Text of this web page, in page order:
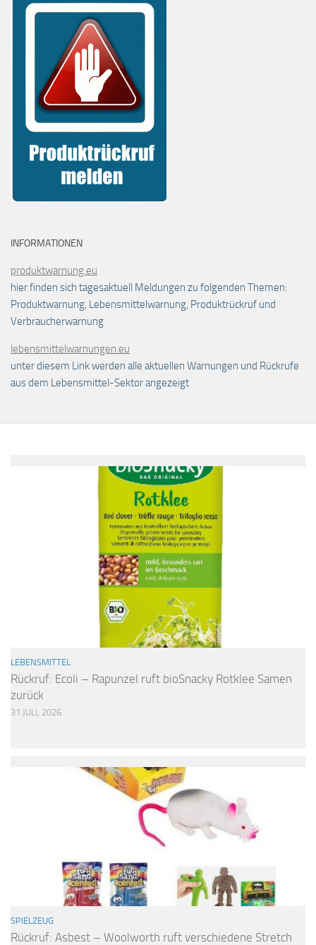
INFORMATIONEN
produktwarnung.eu
hier finden sich tagesaktuell Meldungen zu folgenden Themen:
Produktwarnung, Lebensmittelwarnung, Produktrückruf und
Verbraucherwarnung
lebensmittelwarnungen.eu
unter diesem Link werden alle aktuellen Warnungen und Rückrufe
aus dem Lebensmittel-Sektor angezeigt
LEBENSMITTEL
Rückruf: Ecoli – Rapunzel ruft bioSnacky Rotklee Samen
zurück
31 JULI, 2026
SPIELZEUG
Rückruf: Asbest – Woolworth ruft verschiedene Stretch